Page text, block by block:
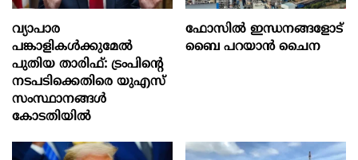
വ്യാപാര
പങ്കാളികൾക്കുമേൽ
പുതിയ താരിഫ്: ട്രംപിന്‍റെ
നടപടിക്കെതിരെ യുഎസ്
സംസ്ഥാനങ്ങൾ
കോടതിയിൽ
ഫോസിൽ ഇന്ധനങ്ങളോട്
ബൈ പറയാൻ ചൈന